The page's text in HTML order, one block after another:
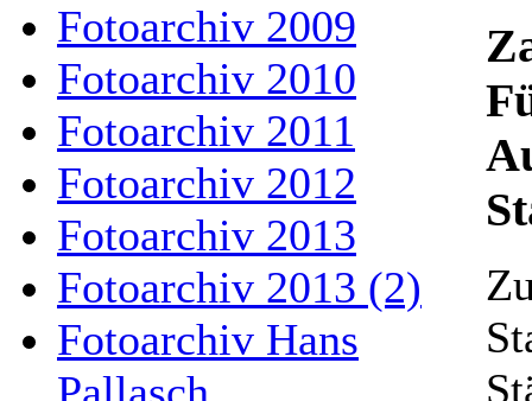
Fotoarchiv 2009
Fotoarchiv 2010
Fotoarchiv 2011
Fotoarchiv 2012
Fotoarchiv 2013
Fotoarchiv 2013 (2)
Fotoarchiv Hans